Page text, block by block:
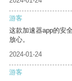
游客
这款加速器app的安
放心。
2024-01-24
游客